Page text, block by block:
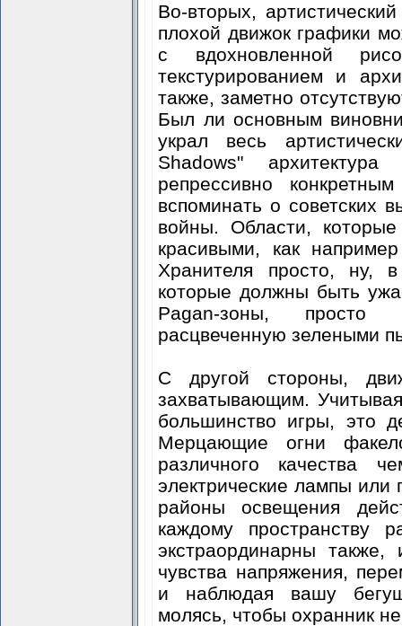
Во-вторых,
плохой движок графики
с вдохновленной
текстурированием и
также, заметно
Был ли основным
украл весь
Shadows"
репрессивно
вспоминать о советских
войны. Области,
красивыми, как
Хранителя просто,
которые должны быть
Pagan-зоны, просто
расцвеченную зелеными
С другой стороны,
захватывающим.
большинство игры, это
Мерцающие огни
различного качества
электрические лампы
районы освещения
каждому пространству
экстраординарны
чувства напряжения,
и наблюдая вашу
молясь, чтобы охранник